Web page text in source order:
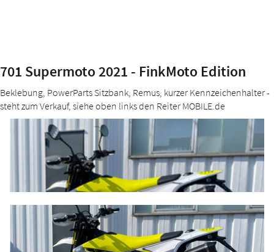
701 Supermoto 2021 - FinkMoto Edition
Beklebung, PowerParts Sitzbank, Remus, kurzer Kennzeichenhalter -
steht zum Verkauf, siehe oben links den Reiter MOBILE.de